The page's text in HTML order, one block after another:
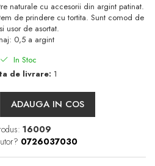
naturale cu accesorii din argint patinat.
de prindere cu tortita. Sunt comod de
usor de asortat.
0,5 a argint
In Stoc
de livrare: 1
ADAUGA IN COS
16009
0726037030